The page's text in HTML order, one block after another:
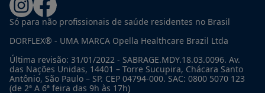
Só para não profissionais de saúde residentes no Brasil
DORFLEX® - UMA MARCA Opella Healthcare Brazil Ltda
Última revisão: 31/01/2022 - SABRAGE.MDY.18.03.0096. Av.
das Nações Unidas, 14401 – Torre Sucupira, Chácara Santo
Antônio, São Paulo – SP. CEP 04794-000. SAC: 0800 5070 123
(de 2ª A 6ª feira das 9h às 17h)